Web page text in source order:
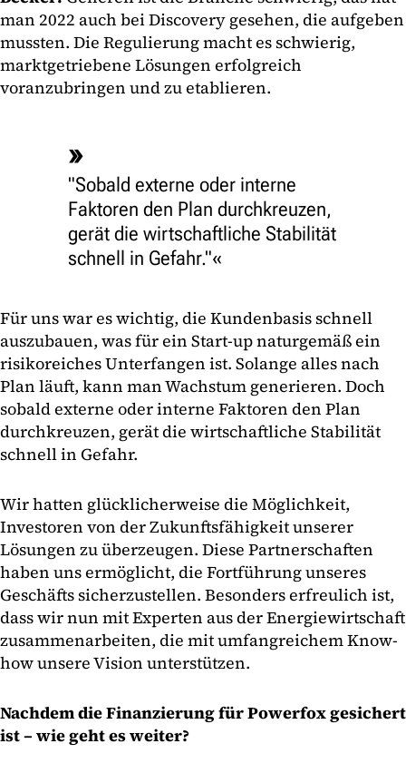
man 2022 auch bei Discovery gesehen, die aufgeben
mussten. Die Regulierung macht es schwierig,
marktgetriebene Lösungen erfolgreich
voranzubringen und zu etablieren.
"Sobald externe oder interne
Faktoren den Plan durchkreuzen,
gerät die wirtschaftliche Stabilität
schnell in Gefahr."
Für uns war es wichtig, die Kundenbasis schnell
auszubauen, was für ein Start-up naturgemäß ein
risikoreiches Unterfangen ist. Solange alles nach
Plan läuft, kann man Wachstum generieren. Doch
sobald externe oder interne Faktoren den Plan
durchkreuzen, gerät die wirtschaftliche Stabilität
schnell in Gefahr.
Wir hatten glücklicherweise die Möglichkeit,
Investoren von der Zukunftsfähigkeit unserer
Lösungen zu überzeugen. Diese Partnerschaften
haben uns ermöglicht, die Fortführung unseres
Geschäfts sicherzustellen. Besonders erfreulich ist,
dass wir nun mit Experten aus der Energiewirtschaft
zusammenarbeiten, die mit umfangreichem Know-
how unsere Vision unterstützen.
Nachdem die Finanzierung für Powerfox gesichert
ist – wie geht es weiter?